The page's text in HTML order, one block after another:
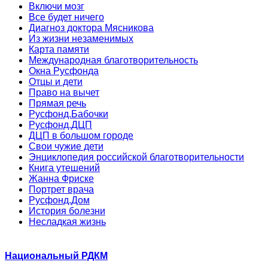
Включи мозг
Все будет ничего
Диагноз доктора Мясникова
Из жизни незаменимых
Карта памяти
Международная благотворительность
Окна Русфонда
Отцы и дети
Право на вычет
Прямая речь
Русфонд.Бабочки
Русфонд.ДЦП
ДЦП в большом городе
Свои чужие дети
Энциклопедия российской благотворительности
Книга утешений
Жанна Фриске
Портрет врача
Русфонд.Дом
История болезни
Несладкая жизнь
Национальный РДКМ